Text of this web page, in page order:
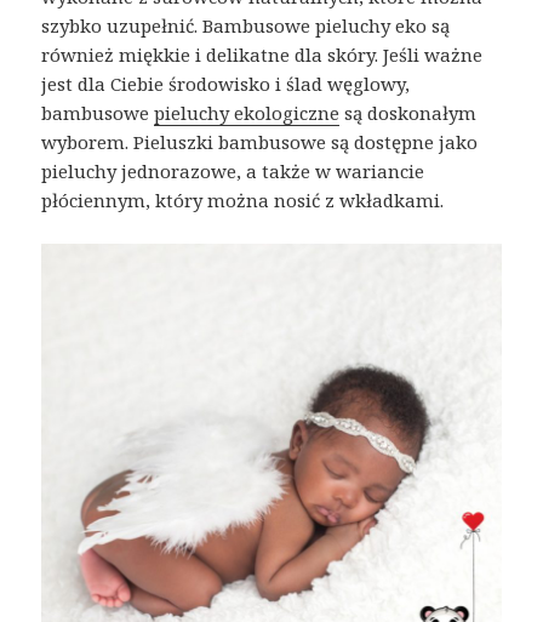
szybko uzupełnić. Bambusowe pieluchy eko są
również miękkie i delikatne dla skóry. Jeśli ważne
jest dla Ciebie środowisko i ślad węglowy,
bambusowepieluchy ekologiczne są doskonałym
wyborem. Pieluszki bambusowe są dostępne jako
pieluchy jednorazowe, a także w wariancie
płóciennym, który można nosić z wkładkami.